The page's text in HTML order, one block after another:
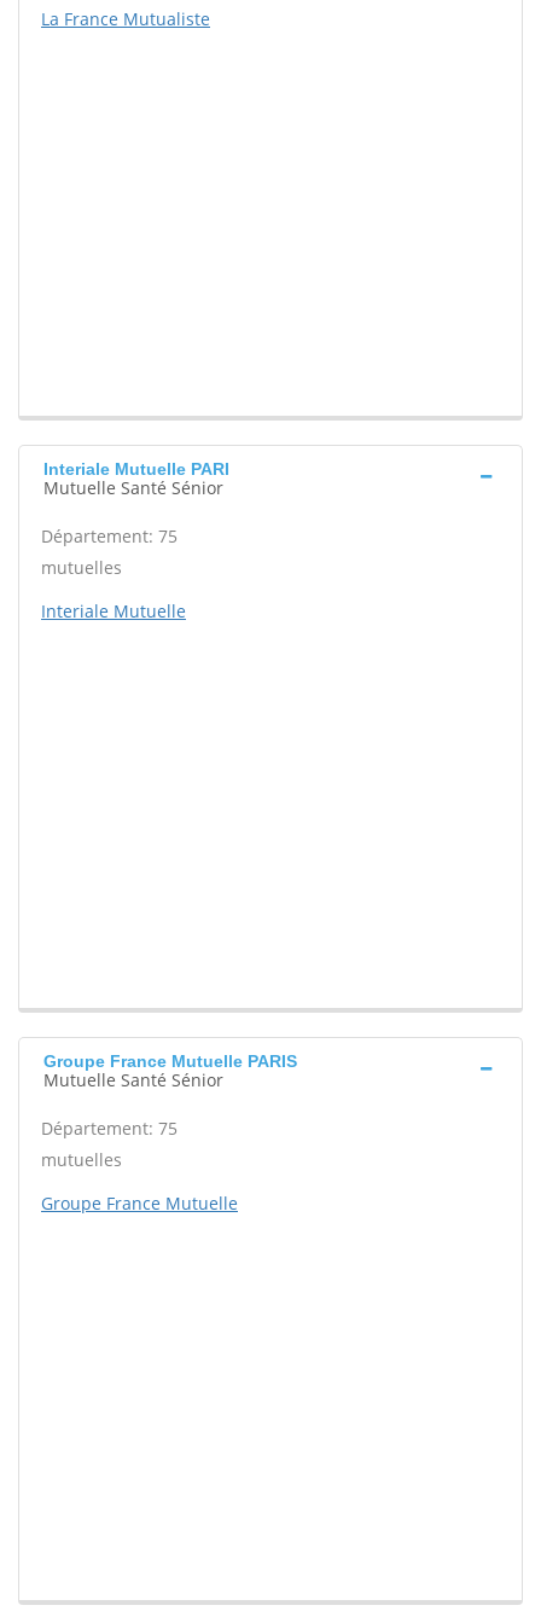
La France Mutualiste
Interiale Mutuelle PARI
Mutuelle Santé Sénior
Département: 75
mutuelles
Interiale Mutuelle
Groupe France Mutuelle PARIS
Mutuelle Santé Sénior
Département: 75
mutuelles
Groupe France Mutuelle